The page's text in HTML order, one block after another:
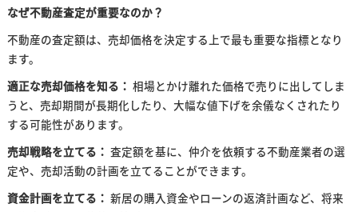
なぜ不動産査定が重要なのか？
不動産の査定額は、売却価格を決定する上で最も重要な指標となり
ます。
適正な売却価格を知る： 相場とかけ離れた価格で売りに出してしま
うと、売却期間が長期化したり、大幅な値下げを余儀なくされたり
する可能性があります。
売却戦略を立てる： 査定額を基に、仲介を依頼する不動産業者の選
定や、売却活動の計画を立てることができます。
資金計画を立てる： 新居の購入資金やローンの返済計画など、将来